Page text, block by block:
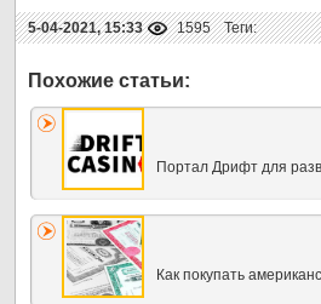
5-04-2021, 15:33 1595 Теги:
Портал Дрифт для
Как покупать